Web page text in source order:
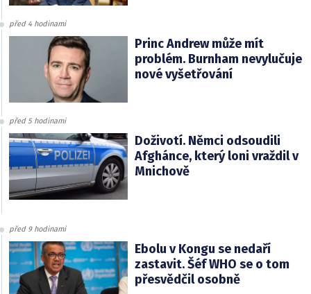
před 4 hodinami
Princ Andrew může mít
problém. Burnham nevylučuje
nové vyšetřování
před 5 hodinami
Doživotí. Němci odsoudili
Afghánce, který loni vraždil v
Mnichově
před 9 hodinami
Ebolu v Kongu se nedaří
zastavit. Šéf WHO se o tom
přesvědčil osobně